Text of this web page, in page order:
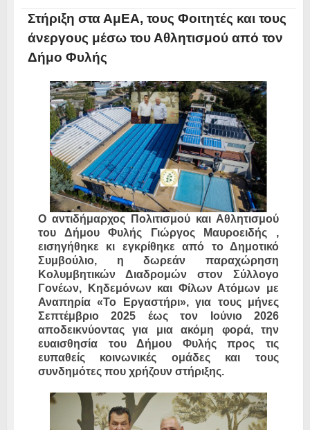
Στήριξη στα ΑμΕΑ, τους Φοιτητές και τους
άνεργους μέσω του Αθλητισμού από τον
Δήμο Φυλής
Ο αντιδήμαρχος Πολιτισμού και Αθλητισμού
του Δήμου Φυλής Γιώργος Μαυροειδής ,
εισηγήθηκε κι εγκρίθηκε από το Δημοτικό
Συμβούλιο, η δωρεάν παραχώρηση
Κολυμβητικών Διαδρομών στον Σύλλογο
Γονέων, Κηδεμόνων και Φίλων Ατόμων με
Αναπηρία «Το Εργαστήρι», για τους μήνες
Σεπτέμβριο 2025 έως τον Ιούνιο 2026
αποδεικνύοντας για μια ακόμη φορά, την
ευαισθησία του Δήμου Φυλής προς τις
ευπαθείς κοινωνικές ομάδες και τους
συνδημότες που χρήζουν στήριξης.